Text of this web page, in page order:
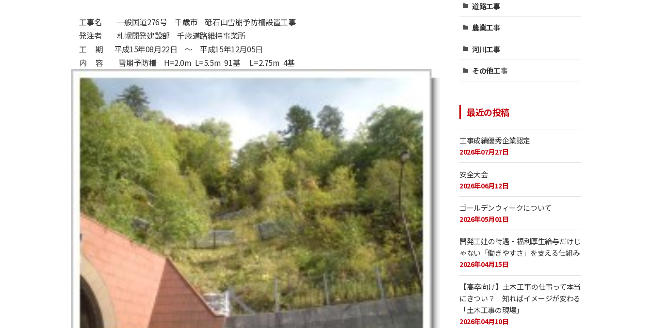
工事名 一般国道276号 千歳市 砥石山雪崩予防柵設置工事
発注者 札幌開発建設部 千歳道路維持事業所
工 期 平成15年08月22日 ～ 平成15年12月05日
内 容 雪崩予防柵 H=2.0m L=5.5m 91基 L=2.75m 4基
道路工事
農業工事
河川工事
その他工事
最近の投稿
工事成績優秀企業認定
2026年07月27日
安全大会
2026年06月12日
ゴールデンウィークについて
2026年05月01日
開発工建の待遇・福利厚生――給与だけじ
ゃない「働きやすさ」を支える仕組み
2026年04月15日
【高卒向け】土木工事の仕事って本当
にきつい？ 知ればイメージが変わる
「土木工事の現場」
2026年04月10日